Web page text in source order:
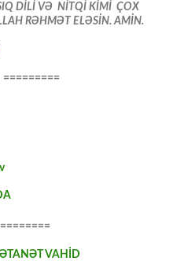
DİLİ VƏ NİTQİ KİMİ ÇOX
RƏHMƏT ELƏSİN. AMİN.
VAHİD